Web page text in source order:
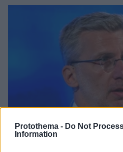
Protothema - Do Not
Information